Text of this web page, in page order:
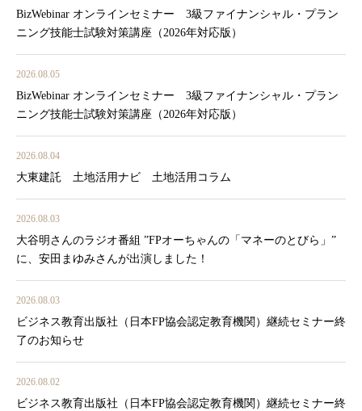
BizWebinar オンラインセミナー 3級ファイナンシャル・プラン
ニング技能士試験対策講座（2026年対応版）
2026.08.05
BizWebinar オンラインセミナー 3級ファイナンシャル・プラン
ニング技能士試験対策講座（2026年対応版）
2026.08.04
大東建託 土地活用ナビ 土地活用コラム
2026.08.03
大谷明さんのラジオ番組 ”FPオーちゃんの「マネーのとびら」”
に、安田まゆみさんが出演しました！
2026.08.03
ビジネス教育出版社（日本FP協会認定教育機関）継続セミナー終
了のお知らせ
2026.08.02
ビジネス教育出版社（日本FP協会認定教育機関）継続セミナー終